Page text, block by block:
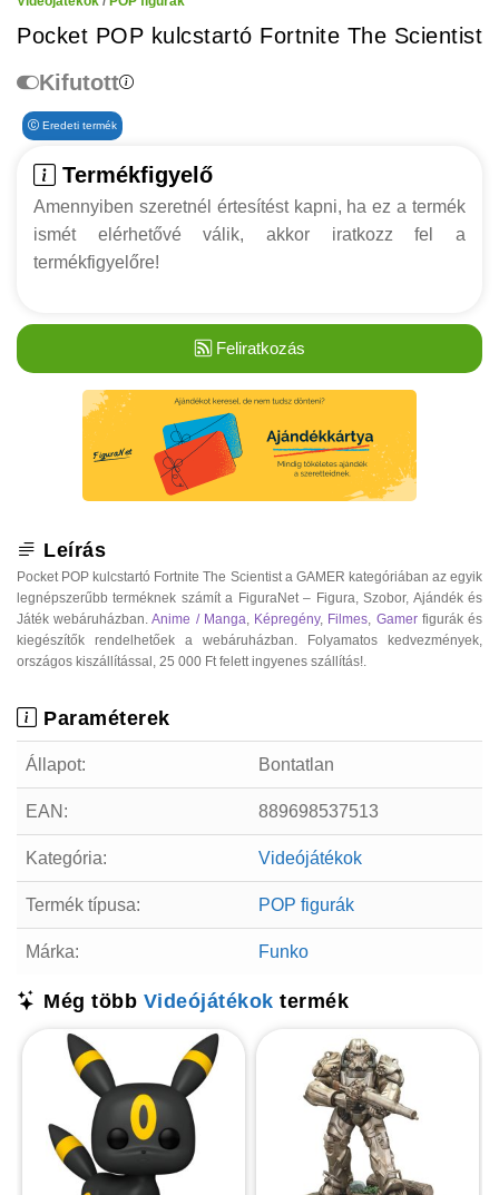
Pocket POP kulcstartó Fortnite The Scientist
Kifutott
Eredeti termék
Termékfigyelő
Amennyiben szeretnél értesítést kapni, ha ez a termék
ismét elérhetővé válik, akkor iratkozz fel a
termékfigyelőre!
Feliratkozás
Leírás
Pocket POP kulcstartó Fortnite The Scientist a GAMER kategóriában az egyik
legnépszerűbb terméknek számít a FiguraNet – Figura, Szobor, Ajándék és
Játék webáruházban.Anime / Manga Képregény, Filmes Gamerfigurák és
kiegészítők rendelhetőek a webáruházban. Folyamatos kedvezmények,
országos kiszállítással, 25 000 Ft felett ingyenes szállítás!.
Paraméterek
Állapot: Bontatlan
EAN: 889698537513
Kategória: Videójátékok
Termék típusa: POP figurák
Márka: Funko
Még több Videójátékok termék